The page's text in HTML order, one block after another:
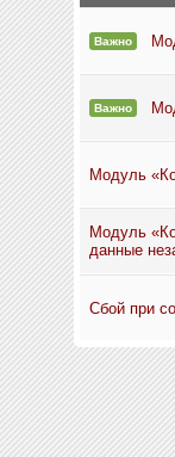
Важно
Важно
Модуль
Модуль
данные
Сбой при